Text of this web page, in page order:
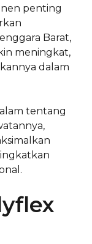
penting
Barat,
meningkat,
dalam
tentang